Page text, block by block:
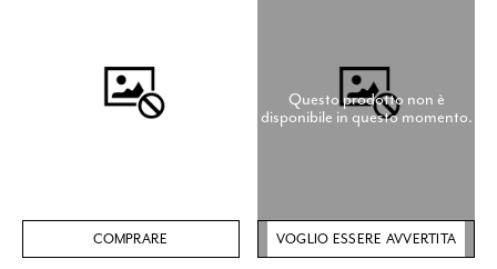
COMPRARE
Questo prodotto non è
disponibile in questo momento.
VOGLIO ESSERE AVVERTITA